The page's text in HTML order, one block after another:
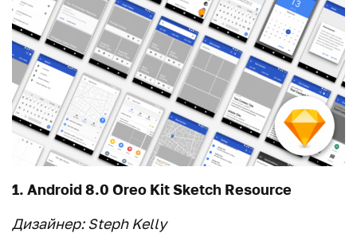
1. Android 8.0 Oreo Kit Sketch Resource
Дизайнер: Steph Kelly